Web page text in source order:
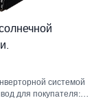
системой
для покупателя: